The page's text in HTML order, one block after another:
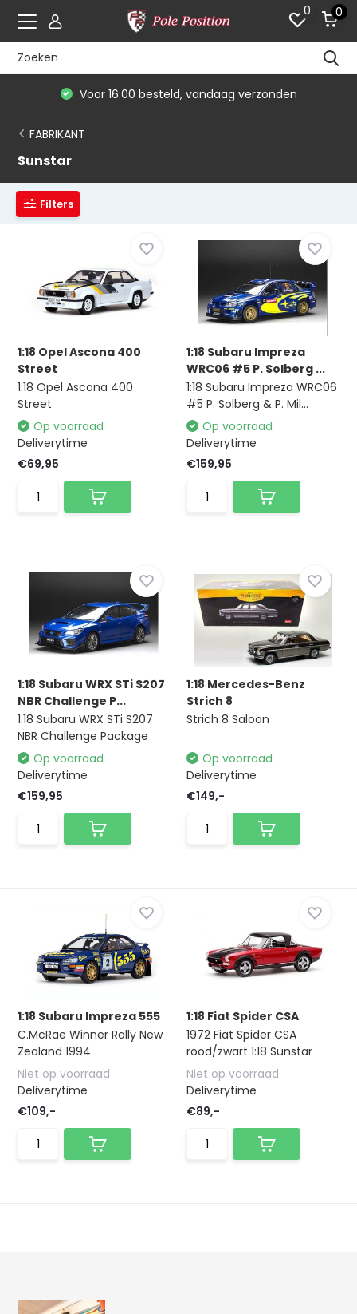
0 0
Voor 16:00 besteld, vandaag verzonden
FABRIKANT
Sunstar
Filters
1:18 Opel Ascona 400
Street
1:18 Opel Ascona 400
Street
Op voorraad
Deliverytime
€69,95
1:18 Subaru Impreza
WRC06 #5 P. Solberg ...
1:18 Subaru Impreza WRC06
#5 P. Solberg & P. Mil...
Op voorraad
Deliverytime
€159,95
1:18 Subaru WRX STi S207
NBR Challenge P...
1:18 Subaru WRX STi S207
NBR Challenge Package
Op voorraad
Deliverytime
€159,95
1:18 Mercedes-Benz
Strich 8
Strich 8 Saloon
Op voorraad
Deliverytime
€149,-
1:18 Subaru Impreza 555
C.McRae Winner Rally New
Zealand 1994
Niet op voorraad
Deliverytime
€109,-
1:18 Fiat Spider CSA
1972 Fiat Spider CSA
rood/zwart 1:18 Sunstar
Niet op voorraad
Deliverytime
€89,-